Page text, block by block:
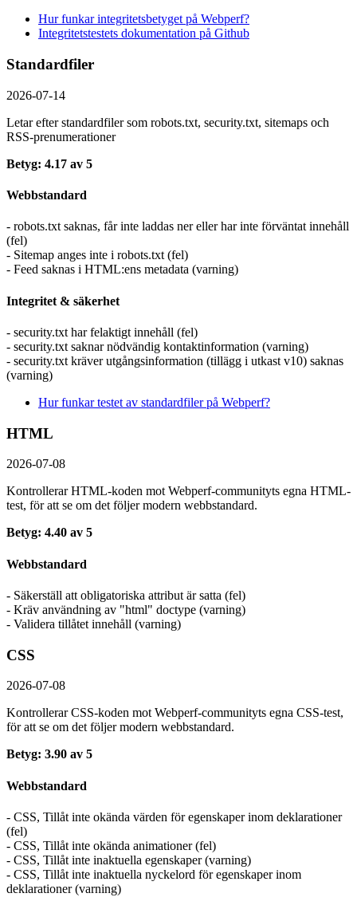
Hur funkar integritetsbetyget på Webperf?
Integritetstestets dokumentation på Github
Standardfiler
2026-07-14
Letar efter standardfiler som robots.txt, security.txt, sitemaps och
RSS-prenumerationer
Betyg: 4.17 av 5
Webbstandard
- robots.txt saknas, får inte laddas ner eller har inte förväntat innehåll
(fel)
- Sitemap anges inte i robots.txt (fel)
- Feed saknas i HTML:ens metadata (varning)
Integritet & säkerhet
- security.txt har felaktigt innehåll (fel)
- security.txt saknar nödvändig kontaktinformation (varning)
- security.txt kräver utgångsinformation (tillägg i utkast v10) saknas
(varning)
Hur funkar testet av standardfiler på Webperf?
HTML
2026-07-08
Kontrollerar HTML-koden mot Webperf-communityts egna HTML-
test, för att se om det följer modern webbstandard.
Betyg: 4.40 av 5
Webbstandard
- Säkerställ att obligatoriska attribut är satta (fel)
- Kräv användning av "html" doctype (varning)
- Validera tillåtet innehåll (varning)
CSS
2026-07-08
Kontrollerar CSS-koden mot Webperf-communityts egna CSS-test,
för att se om det följer modern webbstandard.
Betyg: 3.90 av 5
Webbstandard
- CSS, Tillåt inte okända värden för egenskaper inom deklarationer
(fel)
- CSS, Tillåt inte okända animationer (fel)
- CSS, Tillåt inte inaktuella egenskaper (varning)
- CSS, Tillåt inte inaktuella nyckelord för egenskaper inom
deklarationer (varning)